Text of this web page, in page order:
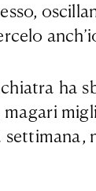
ha
magari